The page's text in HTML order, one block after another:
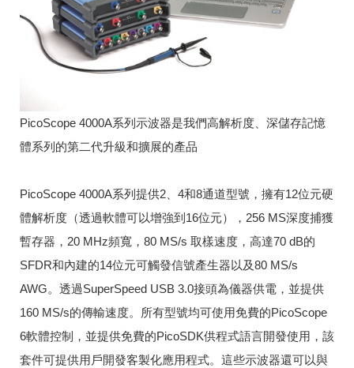
PicoScope 4000A系列示波器是我們高解析度、深儲存記憶
體系列的第二代升級和擴展的產品
PicoScope 4000A系列提供2、4和8通道型號，擁有12位元硬
體解析度（透過軟體可以增強到16位元），256 MS深度捕獲
暫存器，20 MHz頻寬，80 MS/s 取樣速度，高達70 dB的
SFDR和內建的14位元可觸發信號產生器以及80 MS/s
AWG。透過SuperSpeed USB 3.0接頭為儀器供電，並提供
160 MS/s的傳輸速度。所有型號均可使用免費的PicoScope
6軟體控制，並提供免費的PicoSDK供程式語言開發使用，該
套件可提供用戶開發客製化應用程式。這些示波器還可以與